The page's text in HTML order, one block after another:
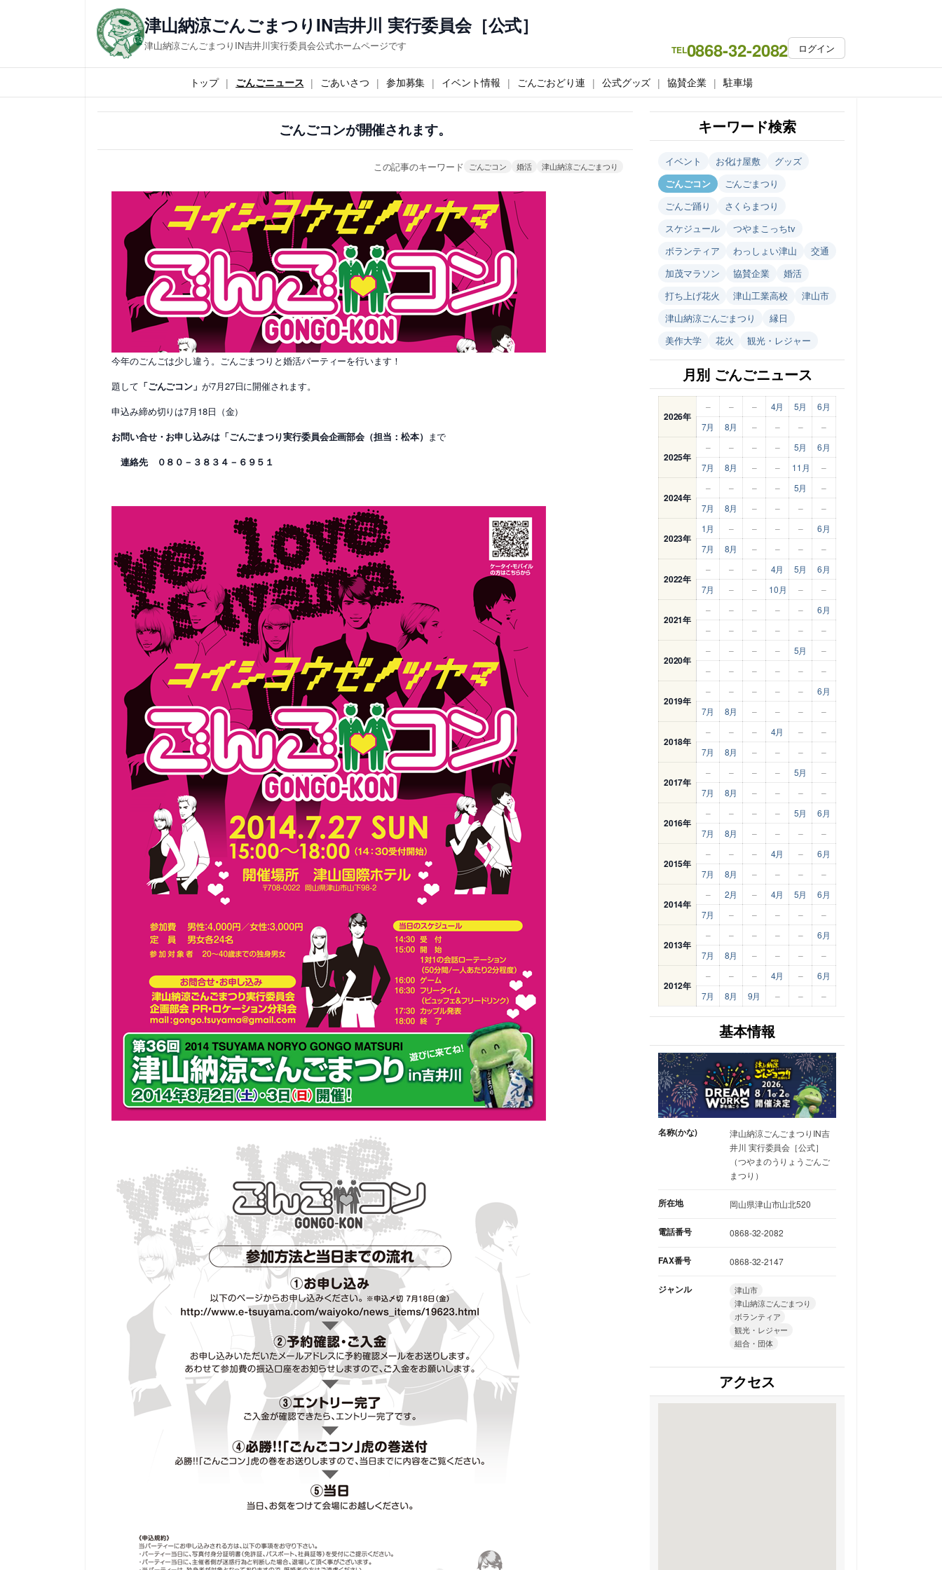
ス
キ
津山納涼ごんごまつりIN吉井川 実行委員会［公式］
津山納涼ごんごまつりIN吉井川実行委員会公式ホームページです TEL0868-32-2082 ログイン
トップ ごんごニュース ごあいさつ 参加募集 イベント情報 ごんごおどり連 公式グッズ 協賛企業 駐車場
ごんごコンが開催されます。
この記事のキーワード ごんごコン 婚活 津山納涼ごんごまつり
今年のごんごは少し違う。ごんごまつりと婚活パーティーを行います！
題して 「ごんごコン」が7月27日に開催されます。
申込み締め切りは7月18日（金）
お問い合せ・お申し込みは「ごんごまつり実行委員会企画部会（担当：松本） まで
連絡先 ０８０－３８３４－６９５１
キーワード検索
イベント お化け屋敷
グッズ
ごんごコン
ごんごまつり
ごんご踊り
さくらまつり
スケジュール
つやまこっちtv
ボランティア
わっしょい津山
交通
加茂マラソン
協賛企業
婚活
打ち上げ花火
津山工業高校
津山市
津山納涼ごんごまつり
縁日
美作大学
花火 観光・レジャー
月別 ごんごニュース
2026年
– – – 4月 5月
6月
7月
8月 – – – –
2025年
– – – – 5月
6月
7月
8月 – – 11月 –
2024年
– – – – 5月
–
7月
8月 – – – –
2023年
1月 – – – –
6月
7月
8月 – – – –
2022年
– – – 4月 5月
6月
7月
– – 10月 – –
2021年
– – – – –
6月
–
– – – – –
2020年
– – – – 5月
–
–
– – – – –
2019年
– – – – –
6月
7月
8月 – – – –
2018年
– – – 4月 –
–
7月
8月 – – – –
2017年
– – – – 5月
–
7月
8月 – – – –
2016年
– – – – 5月
6月
7月
8月 – – – –
2015年
– – – 4月 –
6月
7月
8月 – – – –
2014年
– 2月 – 4月 5月
6月
7月
– – – – –
2013年
– – – – –
6月
7月
8月 – – – –
2012年
– – – 4月 –
6月
7月
8月 9月 – – –
基本情報
名称(かな)
津山納涼ごんごまつりIN吉
井川 実行委員会［公式］
（つやまのうりょうごんご
まつり）
所在地 岡山県津山市山北520
電話番号 0868-32-2082
FAX番号 0868-32-2147
ジャンル
津山市
津山納涼ごんごまつり
ボランティア
観光・レジャー
組合・団体
アクセス